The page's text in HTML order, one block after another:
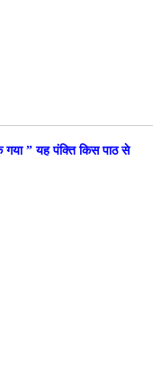
गया ”यह पंक्ति किस पाठ से